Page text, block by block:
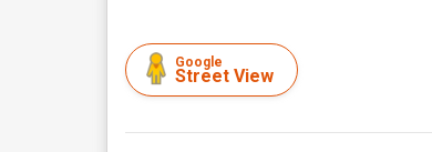
Google
Street View